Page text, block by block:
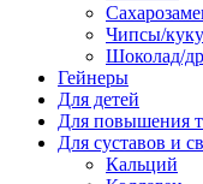
Чипсы/
Шоколад/
Гейнеры
Для детей
Для повышения
Для суставов и
Кальций